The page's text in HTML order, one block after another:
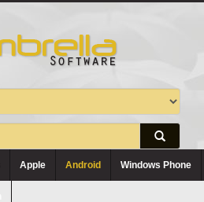
Apple Android Windows Phone